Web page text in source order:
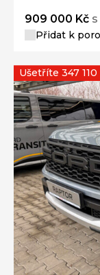
909 000 Kč
Přidat k
Ušetříte 347 110